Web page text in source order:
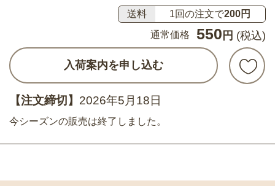
送料 1回の注文で200円
通常価格
550 円 (税込)
入荷案内を申し込む
【注文締切】 2026年5月18日
今シーズンの販売は終了しました。